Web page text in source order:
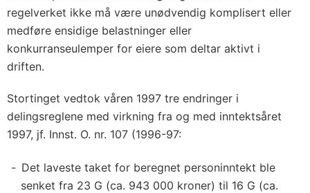
regelverket ikke må være unødvendig komplisert eller
medføre ensidige belastninger eller
konkurranseulemper for eiere som deltar aktivt i
driften.
Stortinget vedtok våren 1997 tre endringer i
delingsreglene med virkning fra og med inntektsåret
1997, jf. Innst. O. nr. 107 (1996-97:
Det laveste taket for beregnet personinntekt ble
senket fra 23 G (ca. 943 000 kroner) til 16 G (ca.